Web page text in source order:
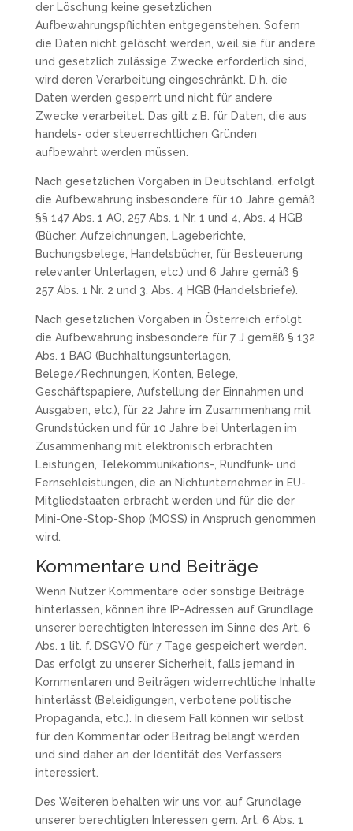
der Löschung keine gesetzlichen
Aufbewahrungspflichten entgegenstehen. Sofern
die Daten nicht gelöscht werden, weil sie für andere
und gesetzlich zulässige Zwecke erforderlich sind,
wird deren Verarbeitung eingeschränkt. D.h. die
Daten werden gesperrt und nicht für andere
Zwecke verarbeitet. Das gilt z.B. für Daten, die aus
handels- oder steuerrechtlichen Gründen
aufbewahrt werden müssen.
Nach gesetzlichen Vorgaben in Deutschland, erfolgt
die Aufbewahrung insbesondere für 10 Jahre gemäß
§§ 147 Abs. 1 AO, 257 Abs. 1 Nr. 1 und 4, Abs. 4 HGB
(Bücher, Aufzeichnungen, Lageberichte,
Buchungsbelege, Handelsbücher, für Besteuerung
relevanter Unterlagen, etc.) und 6 Jahre gemäß §
257 Abs. 1 Nr. 2 und 3, Abs. 4 HGB (Handelsbriefe).
Nach gesetzlichen Vorgaben in Österreich erfolgt
die Aufbewahrung insbesondere für 7 J gemäß § 132
Abs. 1 BAO (Buchhaltungsunterlagen,
Belege/Rechnungen, Konten, Belege,
Geschäftspapiere, Aufstellung der Einnahmen und
Ausgaben, etc.), für 22 Jahre im Zusammenhang mit
Grundstücken und für 10 Jahre bei Unterlagen im
Zusammenhang mit elektronisch erbrachten
Leistungen, Telekommunikations-, Rundfunk- und
Fernsehleistungen, die an Nichtunternehmer in EU-
Mitgliedstaaten erbracht werden und für die der
Mini-One-Stop-Shop (MOSS) in Anspruch genommen
wird.
Kommentare und Beiträge
Wenn Nutzer Kommentare oder sonstige Beiträge
hinterlassen, können ihre IP-Adressen auf Grundlage
unserer berechtigten Interessen im Sinne des Art. 6
Abs. 1 lit. f. DSGVO für 7 Tage gespeichert werden.
Das erfolgt zu unserer Sicherheit, falls jemand in
Kommentaren und Beiträgen widerrechtliche Inhalte
hinterlässt (Beleidigungen, verbotene politische
Propaganda, etc.). In diesem Fall können wir selbst
für den Kommentar oder Beitrag belangt werden
und sind daher an der Identität des Verfassers
interessiert.
Des Weiteren behalten wir uns vor, auf Grundlage
unserer berechtigten Interessen gem. Art. 6 Abs. 1